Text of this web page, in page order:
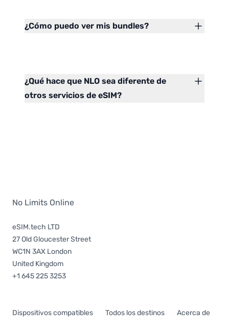
¿Cómo puedo ver mis bundles?
¿Qué hace que NLO sea diferente de
otros servicios de eSIM?
No Limits Online
eSIM.tech LTD
27 Old Gloucester Street
WC1N 3AX London
United Kingdom
+1 645 225 3253
Dispositivos compatibles Todos los destinos Acerca de